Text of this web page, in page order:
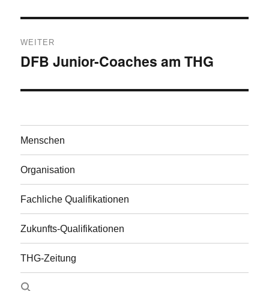
WEITER
Nächster
DFB Junior-Coaches am THG
Menschen
Organisation
Fachliche Qualifikationen
Zukunfts-Qualifikationen
THG-Zeitung